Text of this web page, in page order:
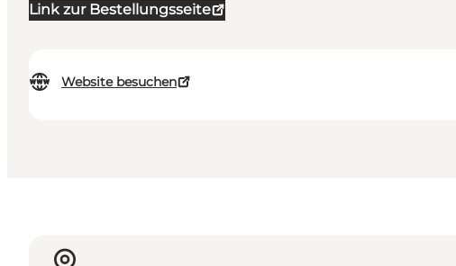
Link zur Bestellungsseite
Website besuchen